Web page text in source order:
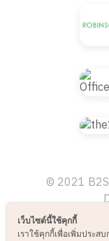
© 2021
เว็บไซต์นี้ใช้คุกกี้
เราใช้คุกกี้เพื่อเพิ่มประ